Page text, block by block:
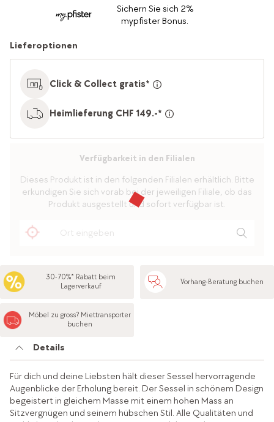
Sichern Sie sich 2%
mypfister Bonus.
Lieferoptionen
Click & Collect gratis*
Heimlieferung CHF 149.-*
Verfügbarkeit in den Filialen
Dieses Produkt ist in den folgenden Filialen erhältlich. Bitte
erkundigen Sie sich vorab bei der jeweiligen Filiale, ob das
Produkt ausgestellt und sofort verfügbar ist.
30-70%* Rabatt beim
Lagerverkauf
Vorhang-Beratung buchen
Möbel zu gross? Miettransporter
buchen
Details
Für dich und deine Liebsten hält dieser Sessel hervorragende
Augenblicke der Erholung bereit. Der Sessel in schönem Design
begeistert in gleichem Masse mit einem hohen Mass an
Sitzvergnügen und seinem hübschen Stil. Alle Qualitäten und